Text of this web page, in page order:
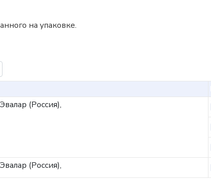
на упаковке.
(Россия),
(Россия),